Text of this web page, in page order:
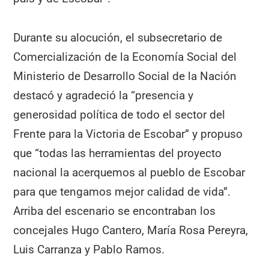
Durante su alocución, el subsecretario de
Comercialización de la Economía Social del
Ministerio de Desarrollo Social de la Nación
destacó y agradeció la “presencia y
generosidad política de todo el sector del
Frente para la Victoria de Escobar” y propuso
que “todas las herramientas del proyecto
nacional la acerquemos al pueblo de Escobar
para que tengamos mejor calidad de vida”.
Arriba del escenario se encontraban los
concejales Hugo Cantero, María Rosa Pereyra,
Luis Carranza y Pablo Ramos.